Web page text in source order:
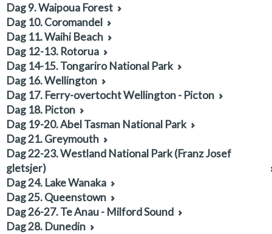
Dag 9. Waipoua Forest
Dag 10. Coromandel
Dag 11. Waihi Beach
Dag 12-13. Rotorua
Dag 14-15. Tongariro National Park
Dag 16. Wellington
Dag 17. Ferry-overtocht Wellington - Picton
Dag 18. Picton
Dag 19-20. Abel Tasman National Park
Dag 21. Greymouth
Dag 22-23. Westland National Park (Franz Josef
gletsjer)
Dag 24. Lake Wanaka
Dag 25. Queenstown
Dag 26-27. Te Anau - Milford Sound
Dag 28. Dunedin